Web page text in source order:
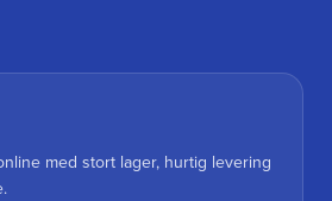
med stort lager, hurtig levering